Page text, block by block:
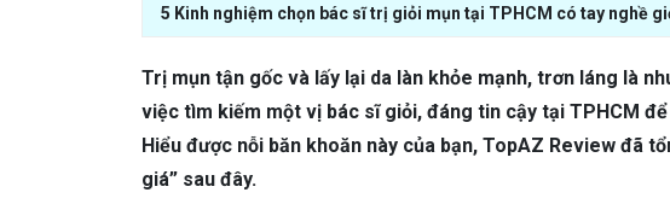
5 Kinh nghiệm chọn bác sĩ trị giỏi mụn tại TPHCM có tay nghề
Trị mụn tận gốc và lấy lại da làn khỏe mạnh, trơn láng là
việc tìm kiếm một vị bác sĩ giỏi, đáng tin cậy tại TPHCM
Hiểu được nỗi băn khoăn này của bạn, TopAZ Review đã
giá” sau đây.